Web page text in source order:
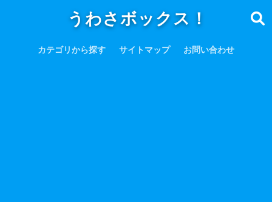
うわさボックス！
カテゴリから探す サイトマップ お問い合わせ